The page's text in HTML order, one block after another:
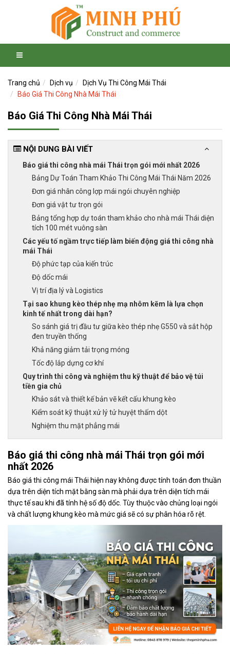
Trang chủ Dịch vụ
Dịch Vụ Thi Công Mái Thái
Báo Giá Thi Công Nhà Mái Thái
Báo Giá Thi Công Nhà Mái Thái
NỘI DUNG BÀI VIẾT
Báo giá thi công nhà mái Thái trọn gói mới nhất 2026
Bảng Dự Toán Tham Khảo Thi Công Mái Thái Năm 2026
Đơn giá nhân công lợp mái ngói chuyên nghiệp
Đơn giá vật tư trọn gói
Bảng tổng hợp dự toán tham khảo cho nhà mái Thái diện
tích 100 mét vuông sàn
Các yếu tố ngầm trực tiếp làm biến động giá thi công nhà
mái Thái
Độ phức tạp của kiến trúc
Độ dốc mái
Vị trí địa lý và Logistics
Tại sao khung kèo thép nhẹ mạ nhôm kẽm là lựa chọn
kinh tế nhất trong dài hạn?
So sánh giá trị đầu tư giữa kèo thép nhẹ G550 và sắt hộp
đen truyền thống
Khả năng giảm tải trọng móng
Tốc độ lắp dựng cơ khí
Quy trình thi công và nghiệm thu kỹ thuật để bảo vệ túi
tiền gia chủ
Khảo sát và thiết kế bản vẽ kết cấu khung kèo
Kiểm soát kỹ thuật xử lý tử huyệt thấm dột
Nghiệm thu mặt phẳng mái
Báo giá thi công nhà mái Thái trọn gói mới
nhất 2026
Báo giá thi công mái Thái hiện nay không được tính toán đơn thuần
dựa trên diện tích mặt bằng sàn mà phải dựa trên diện tích mái
thực tế sau khi đã tính hệ số độ dốc. Tùy thuộc vào chủng loại ngói
và chất lượng khung kèo mà mức giá sẽ có sự phân hóa rõ rệt.